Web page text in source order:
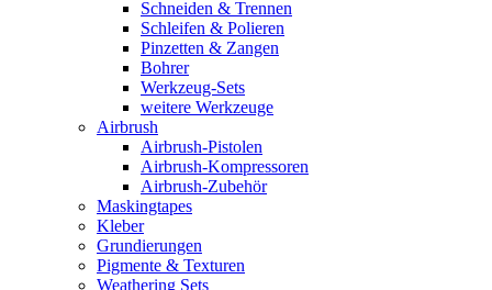
Schneiden & Trennen
Schleifen & Polieren
Pinzetten & Zangen
Bohrer
Werkzeug-Sets
weitere Werkzeuge
Airbrush
Airbrush-Pistolen
Airbrush-Kompressoren
Airbrush-Zubehör
Maskingtapes
Kleber
Grundierungen
Pigmente & Texturen
Weathering Sets